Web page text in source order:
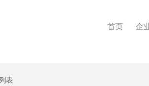
首页 企
表